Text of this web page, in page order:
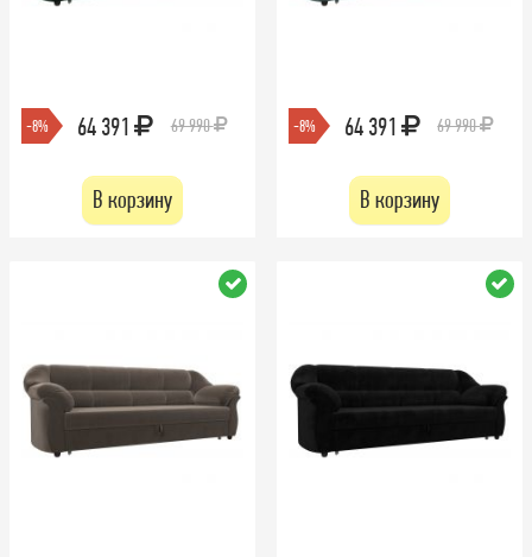
-8% 64 391 69 990
В корзину
-8% 64 391 69 990
В корзину